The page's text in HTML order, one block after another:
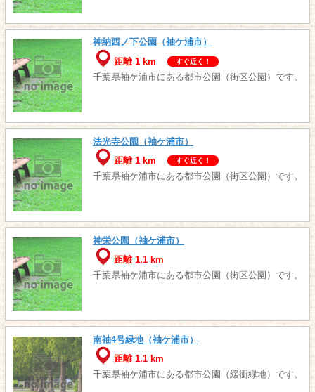
神納西ノ下公園（袖ケ浦市）
距離 1 km
すぐ近く！
千葉県袖ケ浦市にある都市公園（街区公園）です。
法光寺公園（袖ケ浦市）
距離 1 km
すぐ近く！
千葉県袖ケ浦市にある都市公園（街区公園）です。
神栄公園（袖ケ浦市）
距離 1.1 km
千葉県袖ケ浦市にある都市公園（街区公園）です。
南袖4号緑地（袖ケ浦市）
距離 1.1 km
千葉県袖ケ浦市にある都市公園（緩衝緑地）です。